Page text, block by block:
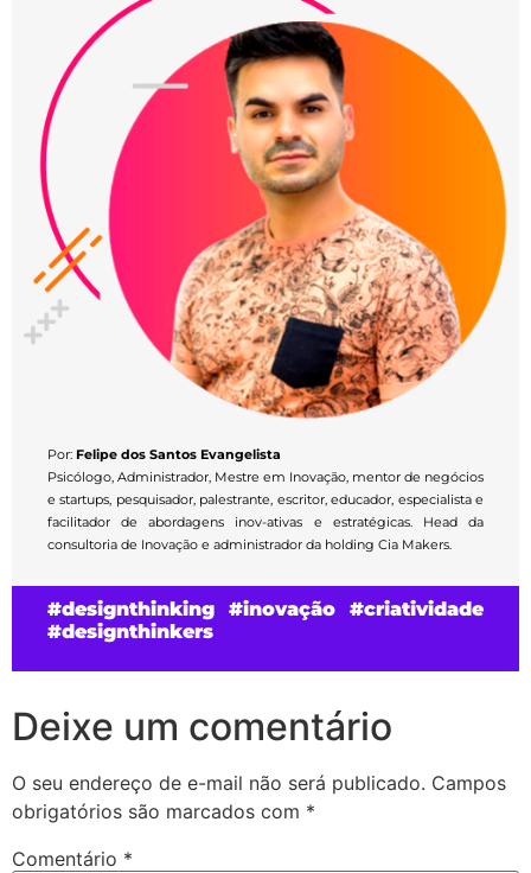
Por: Felipe dos Santos Evangelista
Psicólogo, Administrador, Mestre em Inovação, mentor de negócios
e startups, pesquisador, palestrante, escritor, educador, especialista e
facilitador de abordagens inov-ativas e estratégicas. Head da
consultoria de Inovação e administrador da holding Cia Makers.
#designthinking #inovação #criatividade
#designthinkers
Deixe um comentário
O seu endereço de e-mail não será publicado. Campos
obrigatórios são marcados com *
Comentário *